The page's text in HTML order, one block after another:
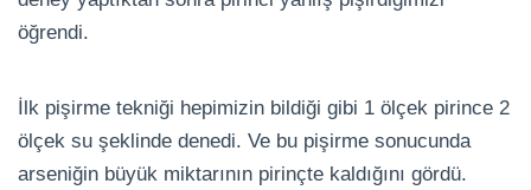
öğrendi.
İlk pişirme tekniği hepimizin bildiği gibi 1 ölçek pirince 2
ölçek su şeklinde denedi. Ve bu pişirme sonucunda
arseniğin büyük miktarının pirinçte kaldığını gördü.